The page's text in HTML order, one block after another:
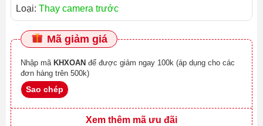
Loại: Thay camera trước
Mã giảm giá
Nhập mã KHXOAN
đơn hàng trên 500k)
Sao chép
Xem thêm mã ưu đãi